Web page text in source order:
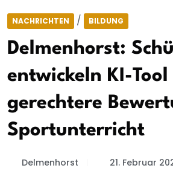
NACHRICHTEN / BILDUNG
Delmenhorst:
entwickeln KI-
gerechtere
Sportunterricht
Delmenhorst
21. Februar